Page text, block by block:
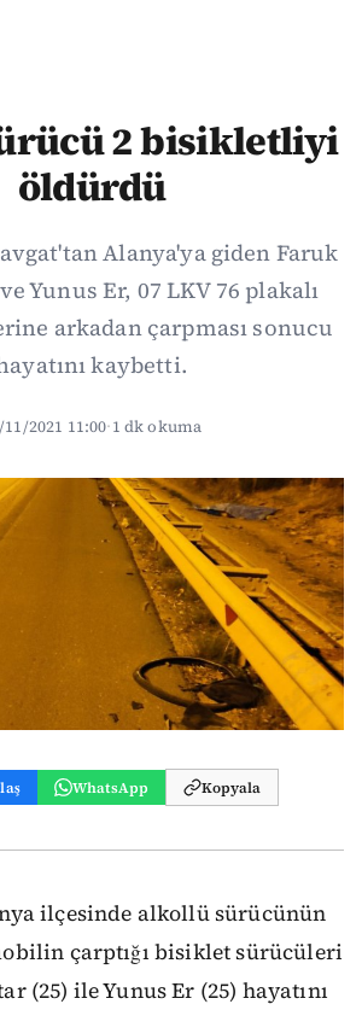
2 bisikletliyi
öldürdü
Alanya'ya giden Faruk
Yunus Er, 07 LKV 76 plakalı
arkadan çarpması sonucu
kaybetti.
11/2021 11:00·1 dk okuma
WhatsApp Kopyala
ilçesinde alkollü sürücünün
çarptığı bisiklet sürücüleri
(25) ile Yunus Er (25) hayatını